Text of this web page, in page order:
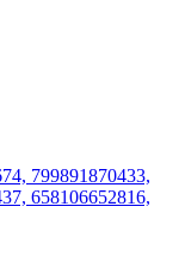
799891870433,
658106652816,